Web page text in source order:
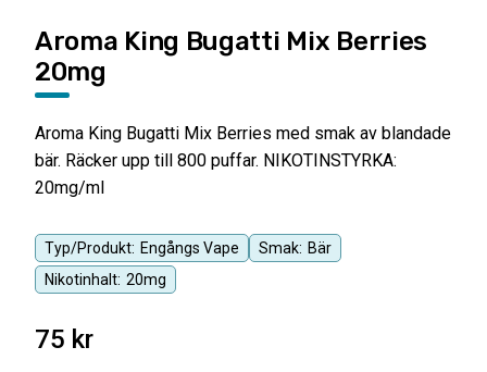
Typ/Produkt: Engångs Vape Smak: Bär
Nikotinhalt: 20mg
Aroma King Bugatti Mix Berries
20mg
Aroma King Bugatti Mix Berries med smak av blandade
bär. Räcker upp till 800 puffar. NIKOTINSTYRKA:
20mg/ml
75 kr